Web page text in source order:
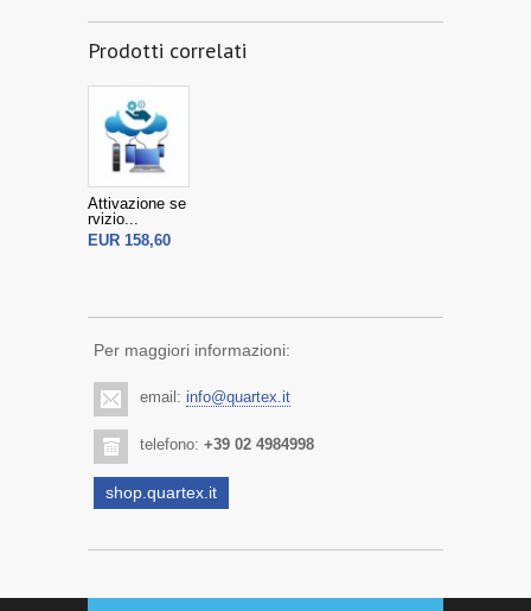
Prodotti correlati
Attivazione se
rvizio...
EUR 158,60
Per maggiori informazioni:
email: info@quartex.it
telefono: +39 02 4984998
shop.quartex.it